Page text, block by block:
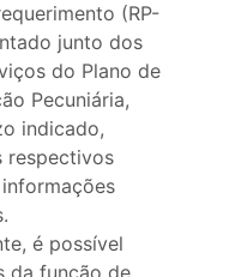
(RP-
junto dos
do Plano de
Pecuniária,
indicado,
respectivos
é possível